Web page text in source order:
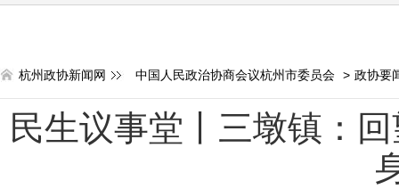
杭州政协新闻网 中国人民政治协商会议杭州市委员会 > 政协要
民生议事堂丨三墩镇：